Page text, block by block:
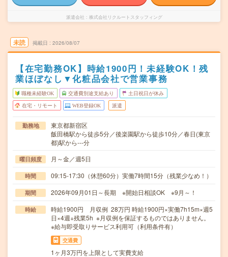
派遣会社 株式会社リクルートスタッフィング
未読 掲載日 2026/08/07
【在宅勤務OK】時給1900円！未経験OK！残
業ほぼなし▼化粧品会社で営業事務
職種未経験OK 交通費別途支給あり 土日祝日が休み
在宅・リモート WEB登録OK 派遣
勤務地
東京都新宿区
飯田橋駅から徒歩5分／後楽園駅から徒歩10分／春日(東京
都)駅から---分
曜日頻度 月～金／週5日
時間 09:15-17:30（休憩60分）実働7時間15分（残業少なめ！）
期間 2026年09月01日～長期 ※開始日相談OK ※9月～！
時給
時給1900円 月収例 28万円 時給1900円×実働7h15m×週5
日×4週+残業5h ※月収例を保証するものではありません。
※給与即受取りサービス利用可（利用条件有）
交通費
1ヶ月3万円を上限として実費支給